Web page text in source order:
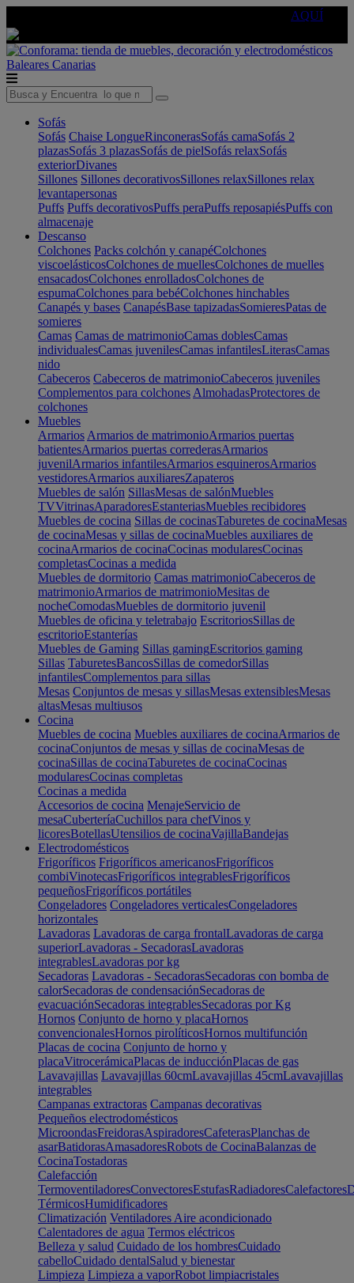
AQUÍ
Baleares Canarias
Sofás
Sofás Chaise LongueRinconerasSofás camaSofás 2
plazasSofás 3 plazasSofás de pielSofás relaxSofás
exteriorDivanes
Sillones Sillones decorativosSillones relaxSillones relax
levantapersonas
Puffs Puffs decorativosPuffs peraPuffs reposapiésPuffs con
almacenaje
Descanso
Colchones Packs colchón y canapéColchones
viscoelásticosColchones de muellesColchones de muelles
ensacadosColchones enrolladosColchones de
espumaColchones para bebéColchones hinchables
Canapés y bases CanapésBase tapizadasSomieresPatas de
somieres
Camas Camas de matrimonioCamas doblesCamas
individualesCamas juvenilesCamas infantilesLiterasCamas
nido
Cabeceros Cabeceros de matrimonioCabeceros juveniles
Complementos para colchones AlmohadasProtectores de
colchones
Muebles
Armarios Armarios de matrimonioArmarios puertas
batientesArmarios puertas correderasArmarios
juvenilArmarios infantilesArmarios esquinerosArmarios
vestidoresArmarios auxiliaresZapateros
Muebles de salón SillasMesas de salónMuebles
TVVitrinasAparadoresEstanteriasMuebles recibidores
Muebles de cocina Sillas de cocinasTaburetes de cocinaMesas
de cocinaMesas y sillas de cocinaMuebles auxiliares de
cocinaArmarios de cocinaCocinas modularesCocinas
completasCocinas a medida
Muebles de dormitorio Camas matrimonioCabeceros de
matrimonioArmarios de matrimonioMesitas de
nocheComodasMuebles de dormitorio juvenil
Muebles de oficina y teletrabajo EscritoriosSillas de
escritorioEstanterías
Muebles de Gaming Sillas gamingEscritorios gaming
Sillas TaburetesBancosSillas de comedorSillas
infantilesComplementos para sillas
Mesas Conjuntos de mesas y sillasMesas extensiblesMesas
altasMesas multiusos
Cocina
Muebles de cocina Muebles auxiliares de cocinaArmarios de
cocinaConjuntos de mesas y sillas de cocinaMesas de
cocinaSillas de cocinaTaburetes de cocinaCocinas
modularesCocinas completas
Cocinas a medida
Accesorios de cocina MenajeServicio de
mesaCuberteríaCuchillos para chefVinos y
licoresBotellasUtensilios de cocinaVajillaBandejas
Electrodomésticos
Frigoríficos Frigoríficos americanosFrigoríficos
combiVinotecasFrigoríficos integrablesFrigoríficos
pequeñosFrigoríficos portátiles
Congeladores Congeladores verticalesCongeladores
horizontales
Lavadoras Lavadoras de carga frontalLavadoras de carga
superiorLavadoras - SecadorasLavadoras
integrablesLavadoras por kg
Secadoras Lavadoras - SecadorasSecadoras con bomba de
calorSecadoras de condensaciónSecadoras de
evacuaciónSecadoras integrablesSecadoras por Kg
Hornos Conjunto de horno y placaHornos
convencionalesHornos pirolíticosHornos multifunción
Placas de cocina Conjunto de horno y
placaVitrocerámicaPlacas de inducciónPlacas de gas
Lavavajillas Lavavajillas 60cmLavavajillas 45cmLavavajillas
integrables
Campanas extractoras Campanas decorativas
Pequeños electrodomésticos
MicroondasFreidorasAspiradoresCafeterasPlanchas de
asarBatidorasAmasadoresRobots de CocinaBalanzas de
CocinaTostadoras
Calefacción
TermoventiladoresConvectoresEstufasRadiadoresCalefactores
TérmicosHumidificadores
Climatización Ventiladores Aire acondicionado
Calentadores de agua Termos eléctricos
Belleza y salud Cuidado de los hombresCuidado
cabelloCuidado dentalSalud y bienestar
Limpieza Limpieza a vaporRobot limpiacristales